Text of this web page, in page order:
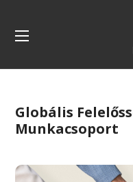
Globális
Munkacsoport